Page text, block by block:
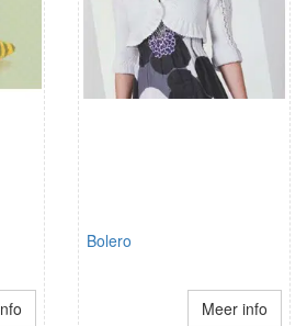
Bolero
Meer info